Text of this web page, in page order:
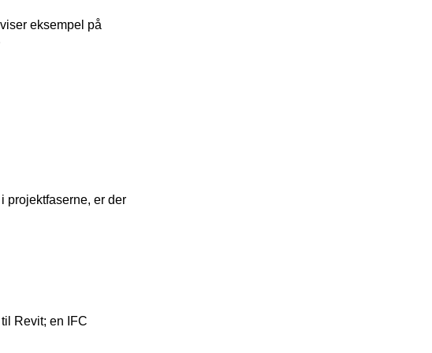
eksempel på
projektfaserne, er der
Revit; en IFC